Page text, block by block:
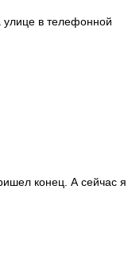
улице в телефонной
конец. А сейчас я